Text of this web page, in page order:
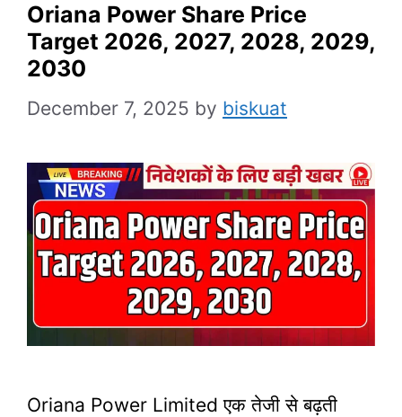
Oriana Power Share Price
Target 2026, 2027, 2028, 2029,
2030
December 7, 2025 by biskuat
Oriana Power Limited एक तेजी से बढ़ती